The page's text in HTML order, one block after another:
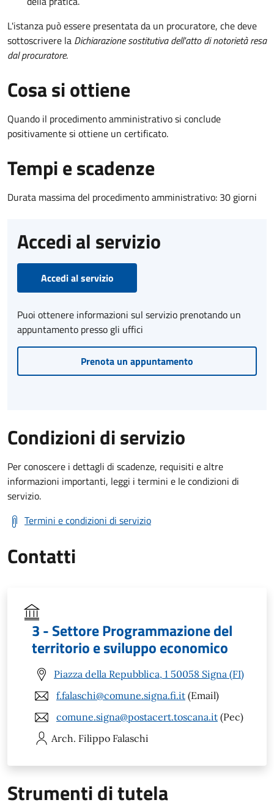
L'istanza può essere presentata da un procuratore, che deve
sottoscrivere la Dichiarazione sostitutiva dell'atto di notorietà resa
dal procuratore.
Cosa si ottiene
Quando il procedimento amministrativo si conclude
positivamente si ottiene un certificato.
Tempi e scadenze
Durata massima del procedimento amministrativo: 30 giorni
Accedi al servizio
Accedi al servizio
Puoi ottenere informazioni sul servizio prenotando un
appuntamento presso gli uffici
Prenota un appuntamento
Condizioni di servizio
Per conoscere i dettagli di scadenze, requisiti e altre
informazioni importanti, leggi i termini e le condizioni di
servizio.
Termini e condizioni di servizio
Contatti
3 - Settore Programmazione del
territorio e sviluppo economico
Piazza della Repubblica, 1 50058 Signa (FI)
f.falaschi@comune.signa.fi.it (Email)
comune.signa@postacert.toscana.it (Pec)
Arch. Filippo Falaschi
Strumenti di tutela